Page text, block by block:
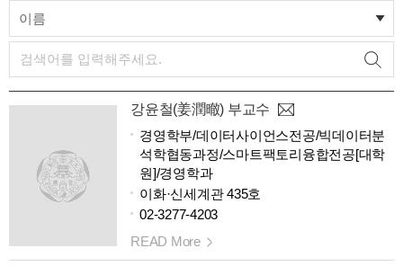
이름
강윤철(姜潤㬚) 부교수
경영학부/데이터사이언스전공/빅데이터분
석학협동과정/스마트팩토리융합전공[대학
원]/경영학과
이화·신세계관 435호
02-3277-4203
READ More